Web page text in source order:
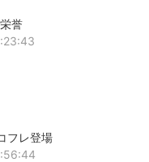
誉
フレ登場